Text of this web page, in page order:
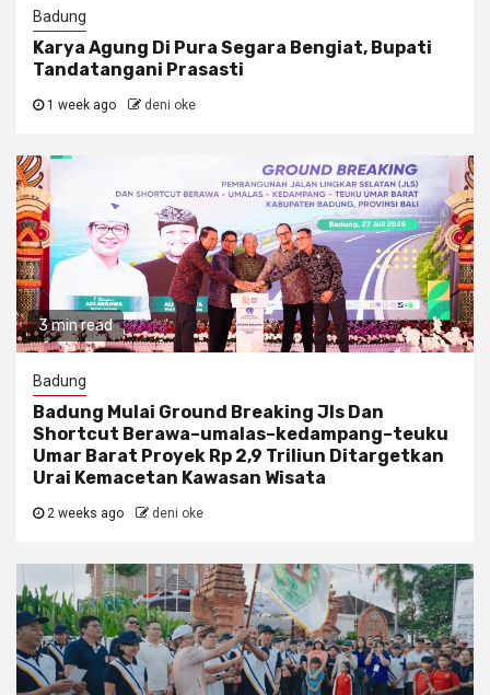
Badung
Karya Agung Di Pura Segara Bengiat, Bupati
Tandatangani Prasasti
1 week ago deni oke
3 min read
Badung
Badung Mulai Ground Breaking Jls Dan
Shortcut Berawa–umalas–kedampang–teuku
Umar Barat Proyek Rp 2,9 Triliun Ditargetkan
Urai Kemacetan Kawasan Wisata
2 weeks ago deni oke